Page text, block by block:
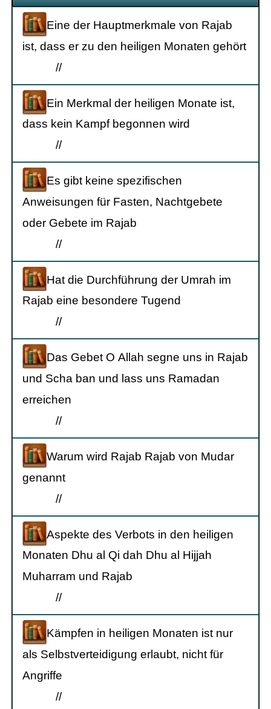
Eine der Hauptmerkmale von Rajab
ist, dass er zu den heiligen Monaten gehört
//
Ein Merkmal der heiligen Monate ist,
dass kein Kampf begonnen wird
//
Es gibt keine spezifischen
Anweisungen für Fasten, Nachtgebete
oder Gebete im Rajab
//
Hat die Durchführung der Umrah im
Rajab eine besondere Tugend
//
Das Gebet O Allah segne uns in Rajab
und Scha ban und lass uns Ramadan
erreichen
//
Warum wird Rajab Rajab von Mudar
genannt
//
Aspekte des Verbots in den heiligen
Monaten Dhu al Qi dah Dhu al Hijjah
Muharram und Rajab
//
Kämpfen in heiligen Monaten ist nur
als Selbstverteidigung erlaubt, nicht für
Angriffe
//